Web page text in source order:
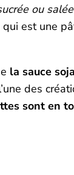
ou
qui est une
la sauce soja
des
sont en